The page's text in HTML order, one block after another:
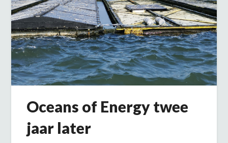
Oceans of Energy twee
jaar later